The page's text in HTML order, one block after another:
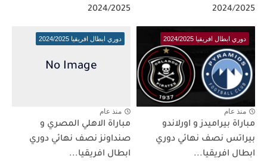
2024/2025
2024/2025
دوري ابطال افريقيا 2024/2025
منذ عام
مباراة بيراميدز و اورلاندو
بيراتس نصف نهائي دوري
ابطال افريقيا...
دوري ابطال افريقيا 2024/2025
منذ عام
مباراة الاهلي المصري و
صنداونز نصف نهائي دوري
ابطال افريقيا...